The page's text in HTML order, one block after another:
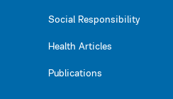
Social Responsibility
Health Articles
Publications